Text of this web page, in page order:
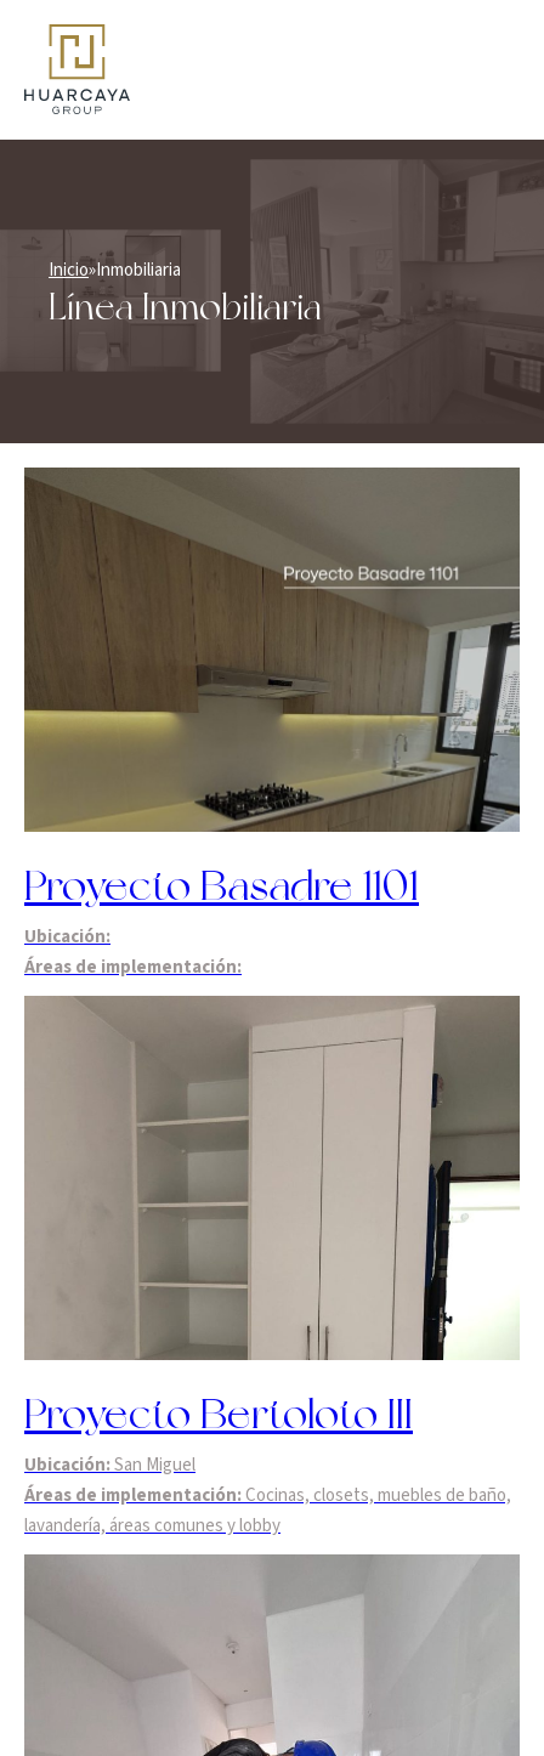
Inicio»Inmobiliaria
Línea Inmobiliaria
Proyecto Basadre 1101
Ubicación:
Áreas de implementación:
Proyecto Bertoloto III
Ubicación:San Miguel
Áreas de implementación: Cocinas, closets, muebles de baño,
lavandería, áreas comunes y lobby